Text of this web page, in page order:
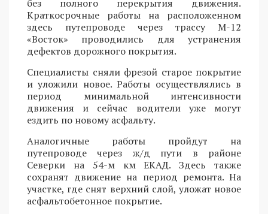
без полного перекрытия движения.
Краткосрочные работы на расположенном
здесь путепроводе через трассу М-12
«Восток» проводились для устранения
дефектов дорожного покрытия.
Специалисты сняли фрезой старое покрытие
и уложили новое. Работы осуществлялись в
период минимальной интенсивности
движения и сейчас водители уже могут
ездить по новому асфальту.
Аналогичные работы пройдут на
путепроводе через ж/д пути в районе
Северки на 54-м км ЕКАД. Здесь также
сохранят движение на период ремонта. На
участке, где снят верхний слой, уложат новое
асфальтобетонное покрытие.